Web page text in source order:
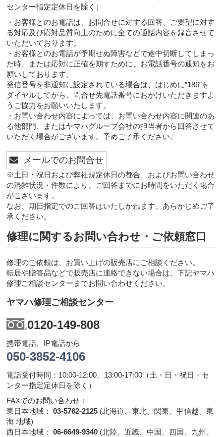
センター指定定休日を除く）
・お客様とのお電話は、お問合せに対する回答、ご要望に対す
る対応及び応対品質向上のために全ての通話内容を録音させて
いただいております。
・お客様とのお電話が予期せぬ障害などで途中切断してしまっ
た時、または応対に正確を期すために、お電話番号の通知をお
願いしております。
発信番号を非通知に設定されている場合は、はじめに”186”を
ダイヤルしてから、問合せ先電話番号におかけいただきますよ
うご協力をお願いいたします。
・お問い合わせ内容によっては、お問い合わせ内容に関連のあ
る他部門、またはヤマハグループ会社の担当者から回答させて
いただく場合がございます。予めご了承ください。
メールでのお問合せ
※土日・祝日および弊社規定休日の都合、およびお問い合わせ
の混雑状況・件数により、ご回答までにお時間をいただく場合
がございます。
なお、期日指定でのご回答はいたしかねます。あらかじめご了
承ください。
修理に関するお問い合わせ・ご依頼窓口
修理のご依頼は、お買い上げの販売店にご相談ください。
転居や贈答品などで販売店に連絡できない場合は、下記ヤマハ
修理ご相談センターまでお問い合わせください。
ヤマハ修理ご相談センター
0120-149-808
携帯電話、IP電話から
050-3852-4106
電話受付時間：10:00-12:00、13:00-17:00（土・日・祝日・セ
ンター指定定休日を除く）
FAXでのお問い合わせ：
東日本地域： 03-5762-2125 (北海道、東北、関東、甲信越、東
海 地域)
西日本地域： 06-6649-9340 (北陸、近畿、中国、四国、九州、